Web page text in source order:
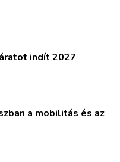
indít 2027
a mobilitás és az